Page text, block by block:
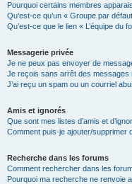
Pourquoi certains membres
Qu’est-ce qu’un « Groupe par
Qu’est-ce que le lien « L’équipe du
Messagerie privée
Je ne peux pas envoyer de
Je reçois sans arrêt des messages
J’ai reçu un spam ou un courriel
Amis et ignorés
Que sont mes listes d’amis et
Comment puis-je ajouter/supprimer
Recherche dans les forums
Comment rechercher dans les
Pourquoi ma recherche ne renvoie